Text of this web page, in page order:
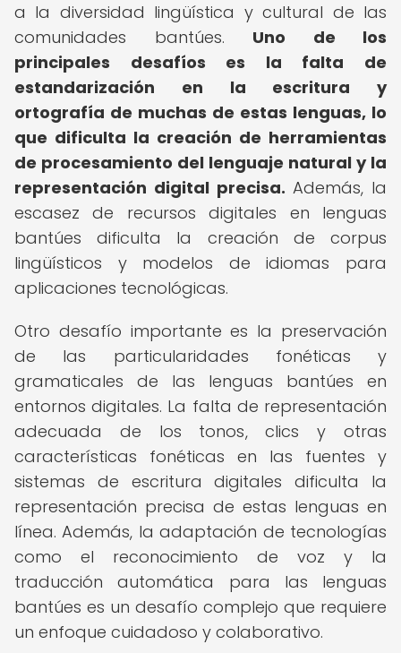
a la diversidad lingüística y cultural de las
comunidades bantúes. Uno de los
principales desafíos es la falta de
estandarización en la escritura y
ortografía de muchas de estas lenguas, lo
que dificulta la creación de herramientas
de procesamiento del lenguaje natural y la
representación digital precisa. Además, la
escasez de recursos digitales en lenguas
bantúes dificulta la creación de corpus
lingüísticos y modelos de idiomas para
aplicaciones tecnológicas.
Otro desafío importante es la preservación
de las particularidades fonéticas y
gramaticales de las lenguas bantúes en
entornos digitales. La falta de representación
adecuada de los tonos, clics y otras
características fonéticas en las fuentes y
sistemas de escritura digitales dificulta la
representación precisa de estas lenguas en
línea. Además, la adaptación de tecnologías
como el reconocimiento de voz y la
traducción automática para las lenguas
bantúes es un desafío complejo que requiere
un enfoque cuidadoso y colaborativo.